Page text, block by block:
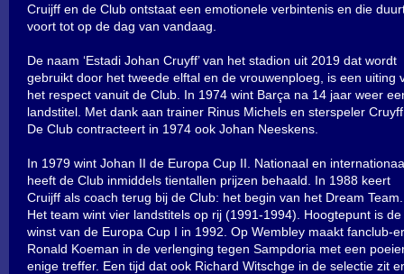
Cruijff en de Club ontstaat een emotionele verbintenis en die
voort tot op de dag van vandaag.
De naam ‘Estadi Johan Cruyff’ van het stadion uit 2019 dat wordt
gebruikt door het tweede elftal en de vrouwenploeg, is een uiting
het respect vanuit de Club. In 1974 wint Barça na 14 jaar weer
landstitel. Met dank aan trainer Rinus Michels en sterspeler
De Club contracteert in 1974 ook Johan Neeskens.
In 1979 wint Johan II de Europa Cup II. Nationaal en
heeft de Club inmiddels tientallen prijzen behaald. In 1988 keert
Cruijff als coach terug bij de Club: het begin van het Dream Team.
Het team wint vier landstitels op rij (1991-1994). Hoogtepunt is de
winst van de Europa Cup I in 1992. Op Wembley maakt fanclub-
Ronald Koeman in de verlenging tegen Sampdoria met een
enige treffer. Een tijd dat ook Richard Witschge in de selectie zit